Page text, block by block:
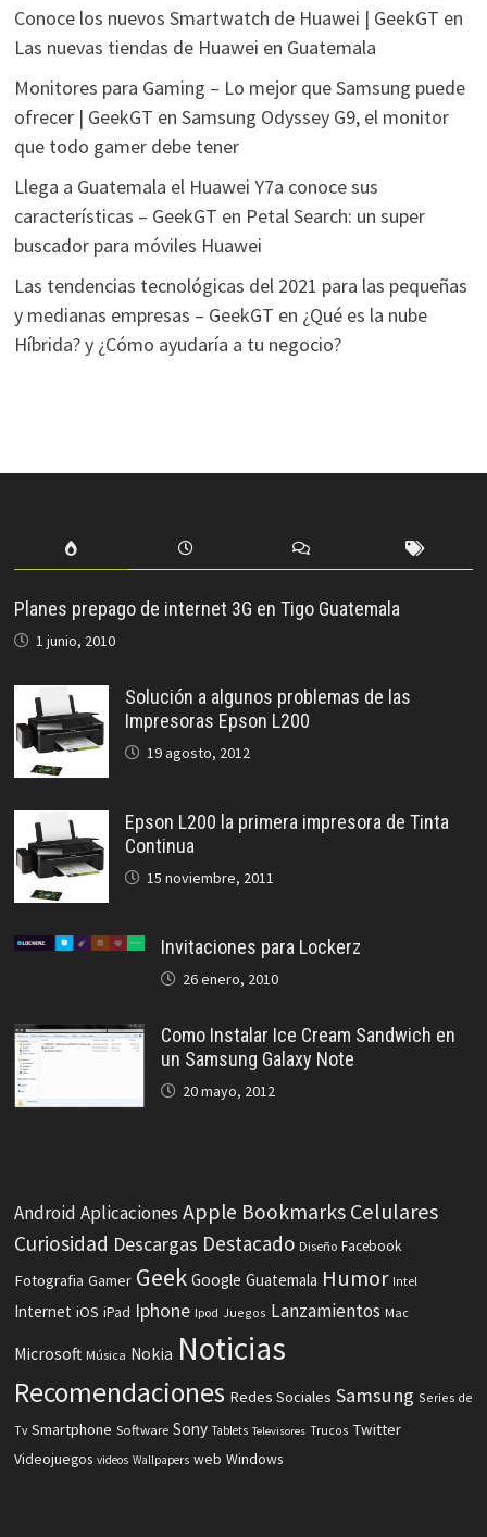
Conoce los nuevos Smartwatch de Huawei | GeekGT en
Las nuevas tiendas de Huawei en Guatemala
Monitores para Gaming – Lo mejor que Samsung puede
ofrecer | GeekGT en Samsung Odyssey G9, el monitor
que todo gamer debe tener
Llega a Guatemala el Huawei Y7a conoce sus
características – GeekGT en Petal Search: un super
buscador para móviles Huawei
Las tendencias tecnológicas del 2021 para las pequeñas
y medianas empresas – GeekGT en ¿Qué es la nube
Híbrida? y ¿Cómo ayudaría a tu negocio?
Planes prepago de internet 3G en Tigo Guatemala
1 junio, 2010
Solución a algunos problemas de las
Impresoras Epson L200
19 agosto, 2012
Epson L200 la primera impresora de Tinta
Continua
15 noviembre, 2011
Invitaciones para Lockerz
26 enero, 2010
Como Instalar Ice Cream Sandwich en
un Samsung Galaxy Note
20 mayo, 2012
Android Aplicaciones Apple Bookmarks Celulares
Curiosidad Descargas Destacado Diseño Facebook
Fotografia Gamer Geek Google Guatemala Humor Intel
Internet iOS iPad Iphone Ipod Juegos Lanzamientos Mac
Microsoft Música Nokia Noticias
Recomendaciones Redes Sociales Samsung Series de
Tv Smartphone Software Sony Tablets Televisores Trucos Twitter
Videojuegos videos Wallpapers web Windows